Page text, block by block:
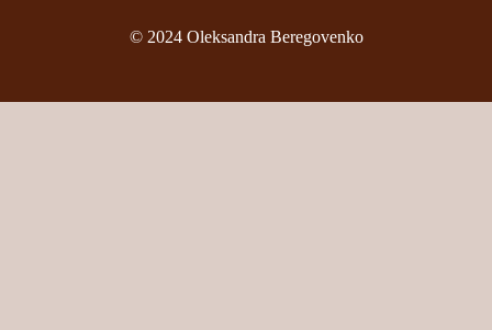
© 2024 Oleksandra Beregovenko